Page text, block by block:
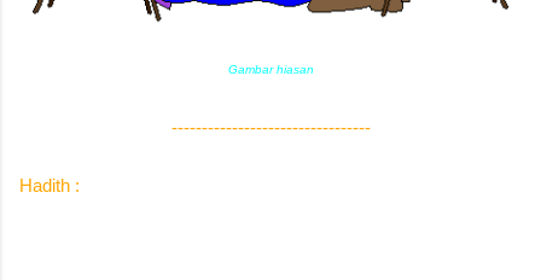
Gambar hiasan
---------------------------------
Hadith :